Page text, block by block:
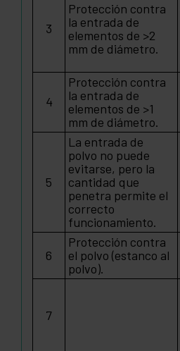
3
Protección contra
la entrada de
elementos de >2
mm de diámetro.
4
Protección contra
la entrada de
elementos de >1
mm de diámetro.
5
La entrada de
polvo no puede
evitarse, pero la
cantidad que
penetra permite el
correcto
funcionamiento.
6
Protección contra
el polvo (estanco al
polvo).
7